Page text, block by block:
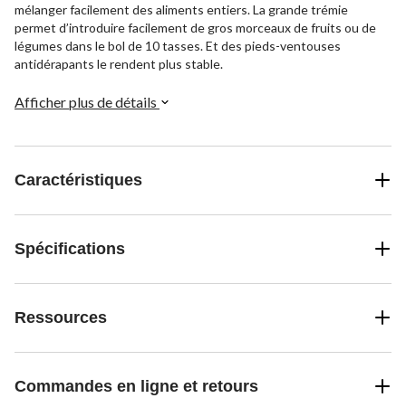
mélanger facilement des aliments entiers. La grande trémie
permet d’introduire facilement de gros morceaux de fruits ou de
légumes dans le bol de 10 tasses. Et des pieds-ventouses
antidérapants le rendent plus stable.
Afficher plus de détails
Caractéristiques
Spécifications
Ressources
Commandes en ligne et retours